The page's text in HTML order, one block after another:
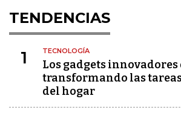
TENDENCIAS
1 TECNOLOGÍA
Los gadgets innovadores
transformando las
del hogar